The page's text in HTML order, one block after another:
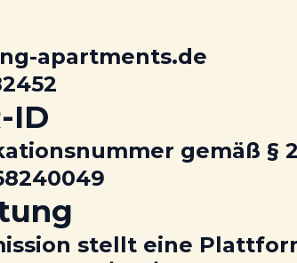
apartments.de
ID
gemäß §
stellt eine